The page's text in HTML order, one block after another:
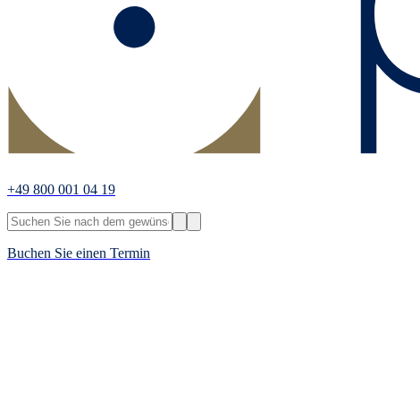
+49 800 001 04 19
Buchen Sie einen Termin